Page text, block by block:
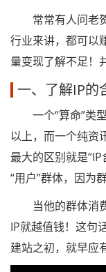
常常有人问老贺
行业来讲，都可以
量变现了解不足！
一、了解IP的
一个“算命”类型
以上，而一个纯资
最大的区别就是
“用户”群体，因为
当他的群体消费
IP就越值钱！这句
建站之初，就早应